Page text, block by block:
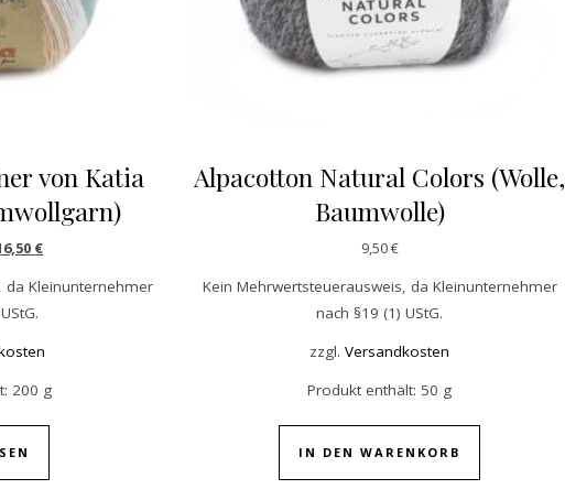
von Katia
Preis war: 22,90 €
€Aktueller Preis ist: 16,50 €.
da Kleinunternehmer
200 g
Alpacotton Natural Colors (Wolle,
Baumwolle)
9,50€
Kein Mehrwertsteuerausweis, da Kleinunternehmer
nach §19 (1) UStG.
zzgl.Versandkosten
Produkt enthält: 50 g
IN DEN WARENKORB